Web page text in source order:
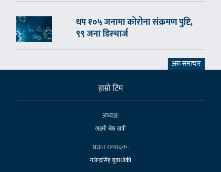
थप १०५ जनामा कोरोना संक्रमण पुष्टि,
९९ जना डिस्चार्ज
अरु समाचार
हाम्राे टिम
अध्यक्ष:
लक्ष्मी श्रेष्ठ खत्री
प्रधान सम्पादक:
गजेन्द्रसिंह बुढाथोकी